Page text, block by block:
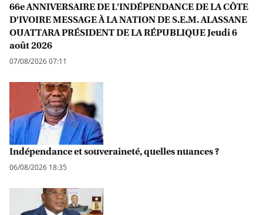
66e ANNIVERSAIRE DE L'INDÉPENDANCE DE LA CÔTE
D'IVOIRE MESSAGE À LA NATION DE S.E.M. ALASSANE
OUATTARA PRÉSIDENT DE LA RÉPUBLIQUE Jeudi 6
août 2026
07/08/2026 07:11
Indépendance et souveraineté, quelles nuances ?
06/08/2026 18:35